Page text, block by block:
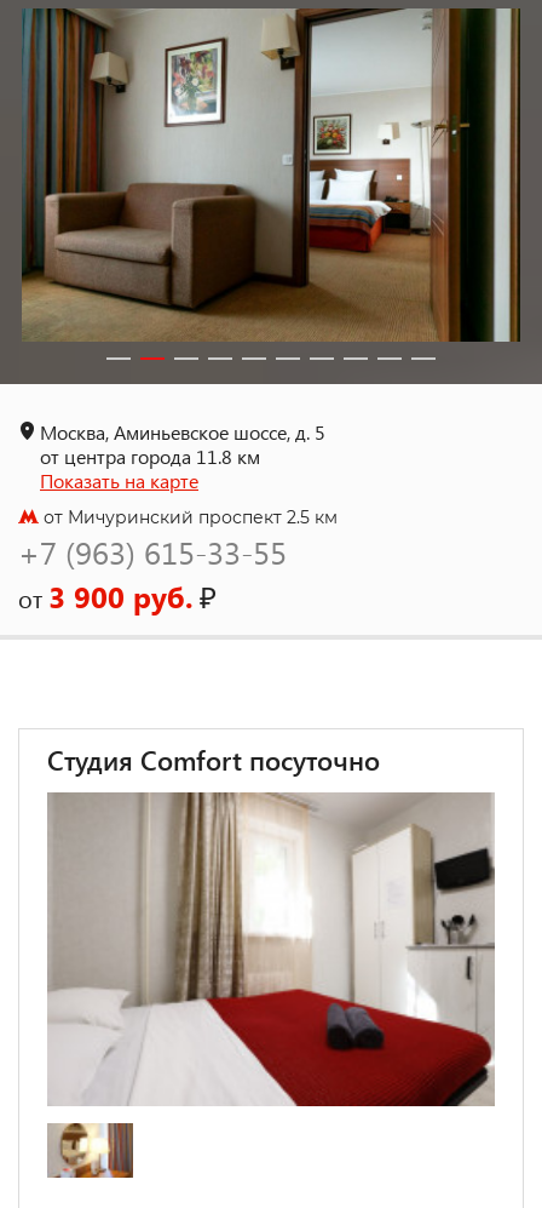
Москва, Аминьевское шоссе, д. 5
от центра города 11.8 км
Показать на карте
от Мичуринский проспект 2.5 км
+7 (963) 615-33-55
от 3 900 руб.₽
Студия Comfort посуточно